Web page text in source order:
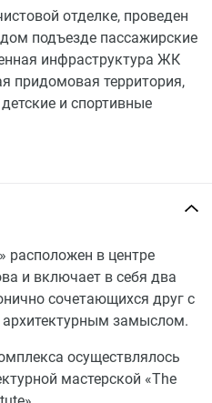
отделке, проведен
подъезде пассажирские
инфраструктура ЖК
придомовая территория,
и спортивные
в центре
и включает в себя два
сочетающихся друг с
замыслом.
осуществлялось
мастерской «The